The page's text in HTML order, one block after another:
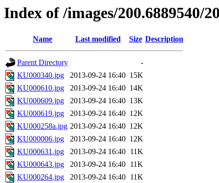
Index of /images/200.6889540/
Name Last modified Size Description
Parent Directory
-
KU000340.jpg
2013-09-24 16:40 15K
KU000610.jpg
2013-09-24 16:40 14K
KU000609.jpg
2013-09-24 16:40 13K
KU000619.jpg
2013-09-24 16:40 12K
KU000258a.jpg 2013-09-24 16:40 12K
KU000006.jpg
2013-09-24 16:40 12K
KU000631.jpg
2013-09-24 16:40 11K
KU000643.jpg
2013-09-24 16:40 11K
KU000264.jpg
2013-09-24 16:40 11K